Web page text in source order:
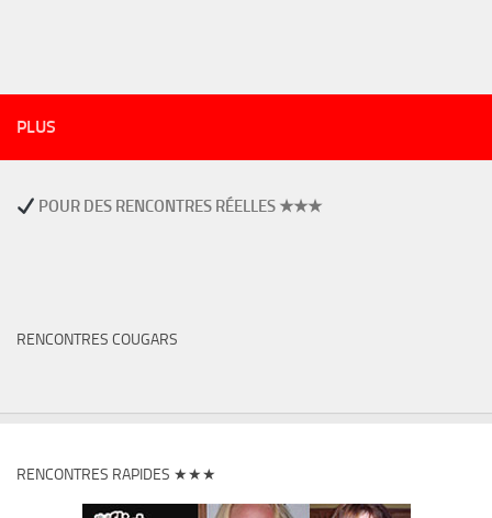
PLUS
POUR DES RENCONTRES RÉELLES ★★★
RENCONTRES COUGARS
RENCONTRES RAPIDES ★★★